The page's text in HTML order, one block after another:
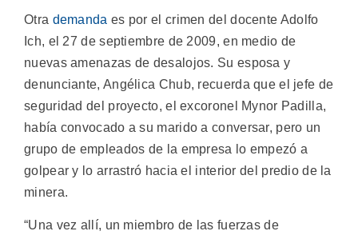
Otra demanda es por el crimen del docente Adolfo
Ich, el 27 de septiembre de 2009, en medio de
nuevas amenazas de desalojos. Su esposa y
denunciante, Angélica Chub, recuerda que el jefe de
seguridad del proyecto, el excoronel Mynor Padilla,
había convocado a su marido a conversar, pero un
grupo de empleados de la empresa lo empezó a
golpear y lo arrastró hacia el interior del predio de la
minera.
“Una vez allí, un miembro de las fuerzas de